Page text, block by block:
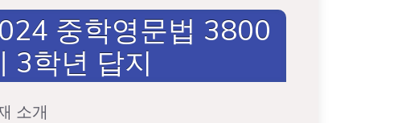
중학영문법 3800
3학년 답지
소개